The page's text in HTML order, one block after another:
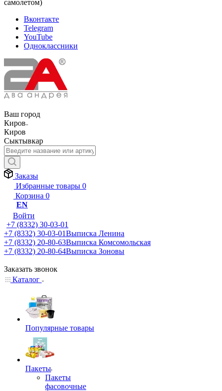
самолетом)
Вконтакте
Telegram
YouTube
Одноклассники
Ваш город
Киров
Киров
Сыктывкар
Заказы
Избранные товары 0
Корзина 0
EN
Войти
+7 (8332) 30-03-01
+7 (8332) 30-03-01Выписка Ленина
+7 (8332) 20-80-63Выписка Комсомольская
+7 (8332) 20-80-64Выписка Зоновы
Заказать звонок
Каталог
Популярные товары
Пакеты
Пакеты
фасовочные